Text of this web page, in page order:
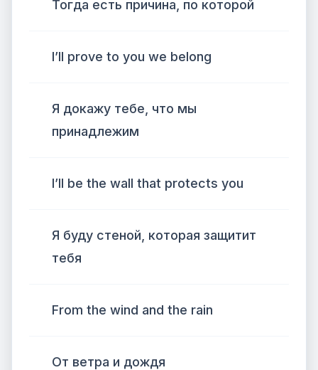
Тогда есть причина, по которой
I’ll prove to you we belong
Я докажу тебе, что мы
принадлежим
I’ll be the wall that protects you
Я буду стеной, которая защитит
тебя
From the wind and the rain
От ветра и дождя